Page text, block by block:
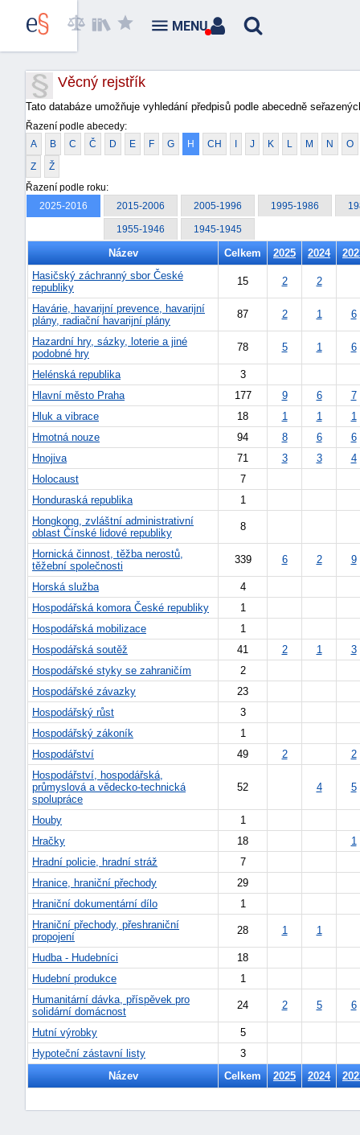
Věcný rejstřík
Tato databáze umožňuje vyhledání předpisů podle abecedně
Řazení podle abecedy:
A B C Č D E F G H CH I J K L M N O
Z Ž
Řazení podle roku:
2025-2016 2015-2006 2005-1996 1995-1986
1955-1946 1945-1945
Název Celkem 2025 2024
Hasičský záchranný sbor České
republiky
15 2 2
Havárie, havarijní prevence, havarijní
plány, radiační havarijní plány
87 2 1 6
Hazardní hry, sázky, loterie a jiné
podobné hry
78 5 1 6
Helénská republika
3
Hlavní město Praha
177 9 6
7
Hluk a vibrace
18 1 1
1
Hmotná nouze
94 8 6
6
Hnojiva
71 3 3
4
Holocaust
7
Honduraská republika
1
Hongkong, zvláštní administrativní
oblast Čínské lidové republiky
8
Hornická činnost, těžba nerostů,
těžební společnosti
339 6 2 9
Horská služba
4
Hospodářská komora České republiky
1
Hospodářská mobilizace
1
Hospodářská soutěž
41 2 1
3
Hospodářské styky se zahraničím
2
Hospodářské závazky
23
Hospodářský růst
3
Hospodářský zákoník
1
Hospodářství
49 2
2
Hospodářství, hospodářská,
průmyslová a vědecko-technická
spolupráce
52 4 5
Houby
1
Hračky
18
1
Hradní policie, hradní stráž
7
Hranice, hraniční přechody
29
Hraniční dokumentární dílo
1
Hraniční přechody, přeshraniční
propojení
28 1 1
Hudba - Hudebníci
18
Hudební produkce
1
Humanitární dávka, příspěvek pro
solidární domácnost
24 2 5 6
Hutní výrobky
5
Hypoteční zástavní listy
3
Název
Celkem 2025 2024
MENU